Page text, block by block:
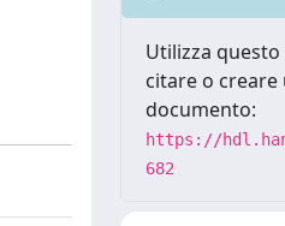
Utilizza
citare o
documento:
https://
682